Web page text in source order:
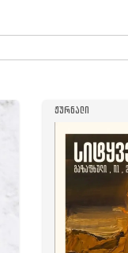
ᲟᲣᲠᲜᲐᲚᲘ